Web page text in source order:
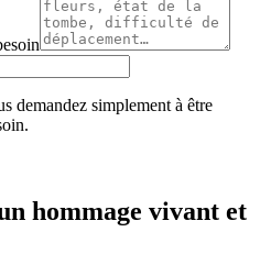
demandez simplement à être
hommage vivant et